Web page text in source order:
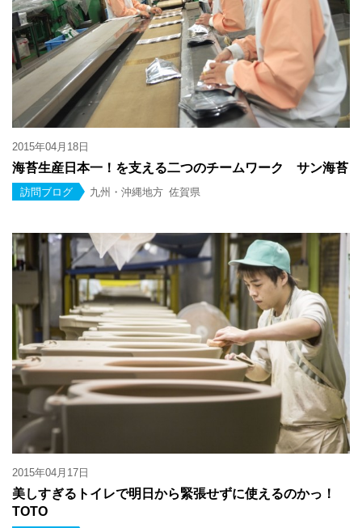
2015年04月18日
海苔生産日本一！を支える二つのチームワーク サン海苔
訪問ブログ 九州・沖縄地方 佐賀県
2015年04月17日
美しすぎるトイレで明日から緊張せずに使えるのかっ！
TOTO